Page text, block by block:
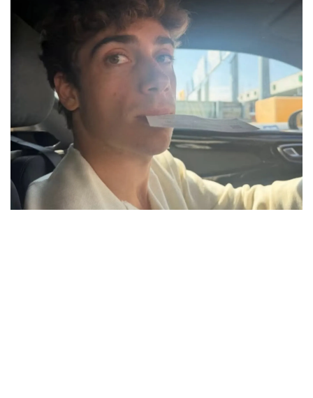
Vacaciones
"Ni la matera dejaron": la bronca de
Colapinto por el robo que sufrió en Italia